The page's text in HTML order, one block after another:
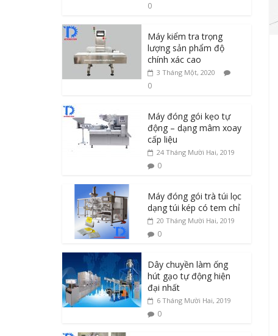
0
Máy kiểm tra trọng
lượng sản phẩm độ
chính xác cao
3 Tháng Một, 2020
0
Máy đóng gói kẹo tự
động – dạng mâm xoay
cấp liệu
24 Tháng Mười Hai, 2019
0
Máy đóng gói trà túi lọc
dạng túi kép có tem chỉ
20 Tháng Mười Hai, 2019
0
Dây chuyền làm ống
hút gạo tự động hiện
đại nhất
6 Tháng Mười Hai, 2019
0